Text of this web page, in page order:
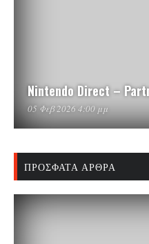
Nintendo Direct –
05 Φεβ 2026 4:00 μμ
ΠΡΌΣΦΑΤΑ ΆΡΘΡΑ